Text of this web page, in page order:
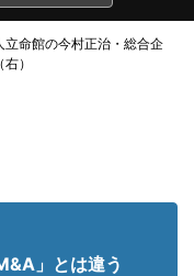
命館の今村正治・総合企
）
」とは違う